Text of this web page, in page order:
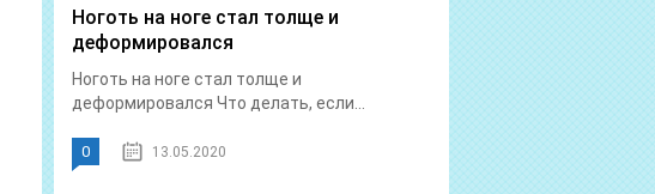
Ноготь на ноге стал толще и
деформировался
Ноготь на ноге стал толще и
деформировался Что делать, если...
0 13.05.2020